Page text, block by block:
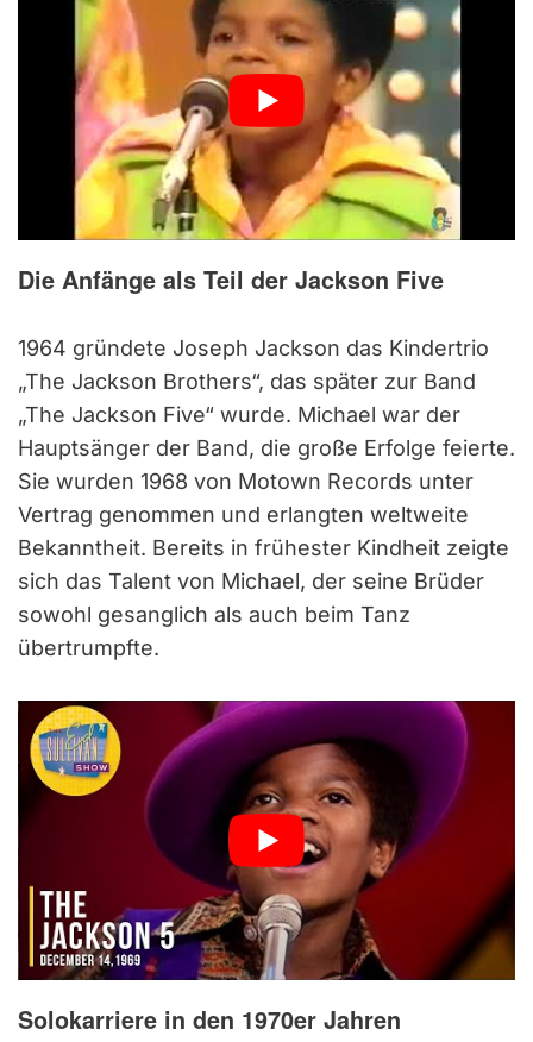
Die Anfänge als Teil der Jackson Five
1964 gründete Joseph Jackson das Kindertrio
„The Jackson Brothers“, das später zur Band
„The Jackson Five“ wurde. Michael war der
Hauptsänger der Band, die große Erfolge feierte.
Sie wurden 1968 von Motown Records unter
Vertrag genommen und erlangten weltweite
Bekanntheit. Bereits in frühester Kindheit zeigte
sich das Talent von Michael, der seine Brüder
sowohl gesanglich als auch beim Tanz
übertrumpfte.
Solokarriere in den 1970er Jahren